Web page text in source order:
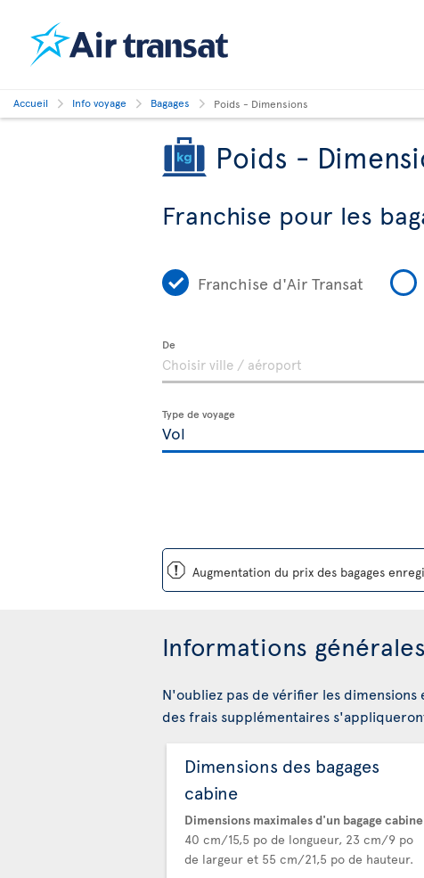
Accueil Info voyage Bagages Poids - Dimensions
Poids -
Franchise pour les
Franchise d'Air Transat
De
Type de voyage
ü Augmentation du prix des bagages
Informations
N'oubliez pas de vérifier les
des frais supplémentaires
Dimensions des bagages
cabine
Dimensions maximales d'un bagage
40 cm/15,5 po de longueur, 23 cm/9 po
de largeur et 55 cm/21,5 po de hauteur.